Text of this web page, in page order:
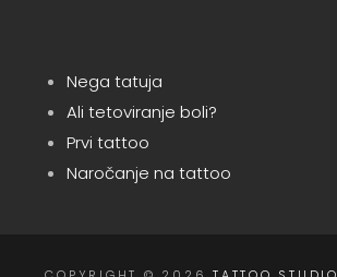
Nega tatuja
Ali tetoviranje boli?
Prvi tattoo
Naročanje na tattoo